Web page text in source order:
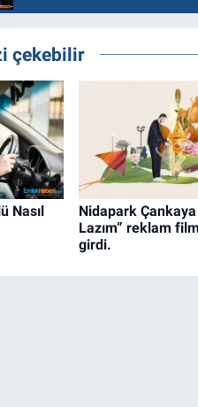
çekebilir
Nasıl
Nidapark
Lazım” reklam
girdi.